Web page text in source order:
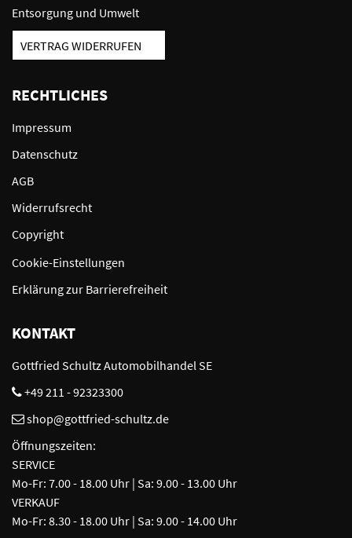
Entsorgung und Umwelt
VERTRAG WIDERRUFEN
RECHTLICHES
Impressum
Datenschutz
AGB
Widerrufsrecht
Copyright
Cookie-Einstellungen
Erklärung zur Barrierefreiheit
KONTAKT
Gottfried Schultz Automobilhandel SE
+49 211 - 92323300
shop@gottfried-schultz.de
Öffnungszeiten:
SERVICE
Mo-Fr: 7.00 - 18.00 Uhr | Sa: 9.00 - 13.00 Uhr
VERKAUF
Mo-Fr: 8.30 - 18.00 Uhr | Sa: 9.00 - 14.00 Uhr